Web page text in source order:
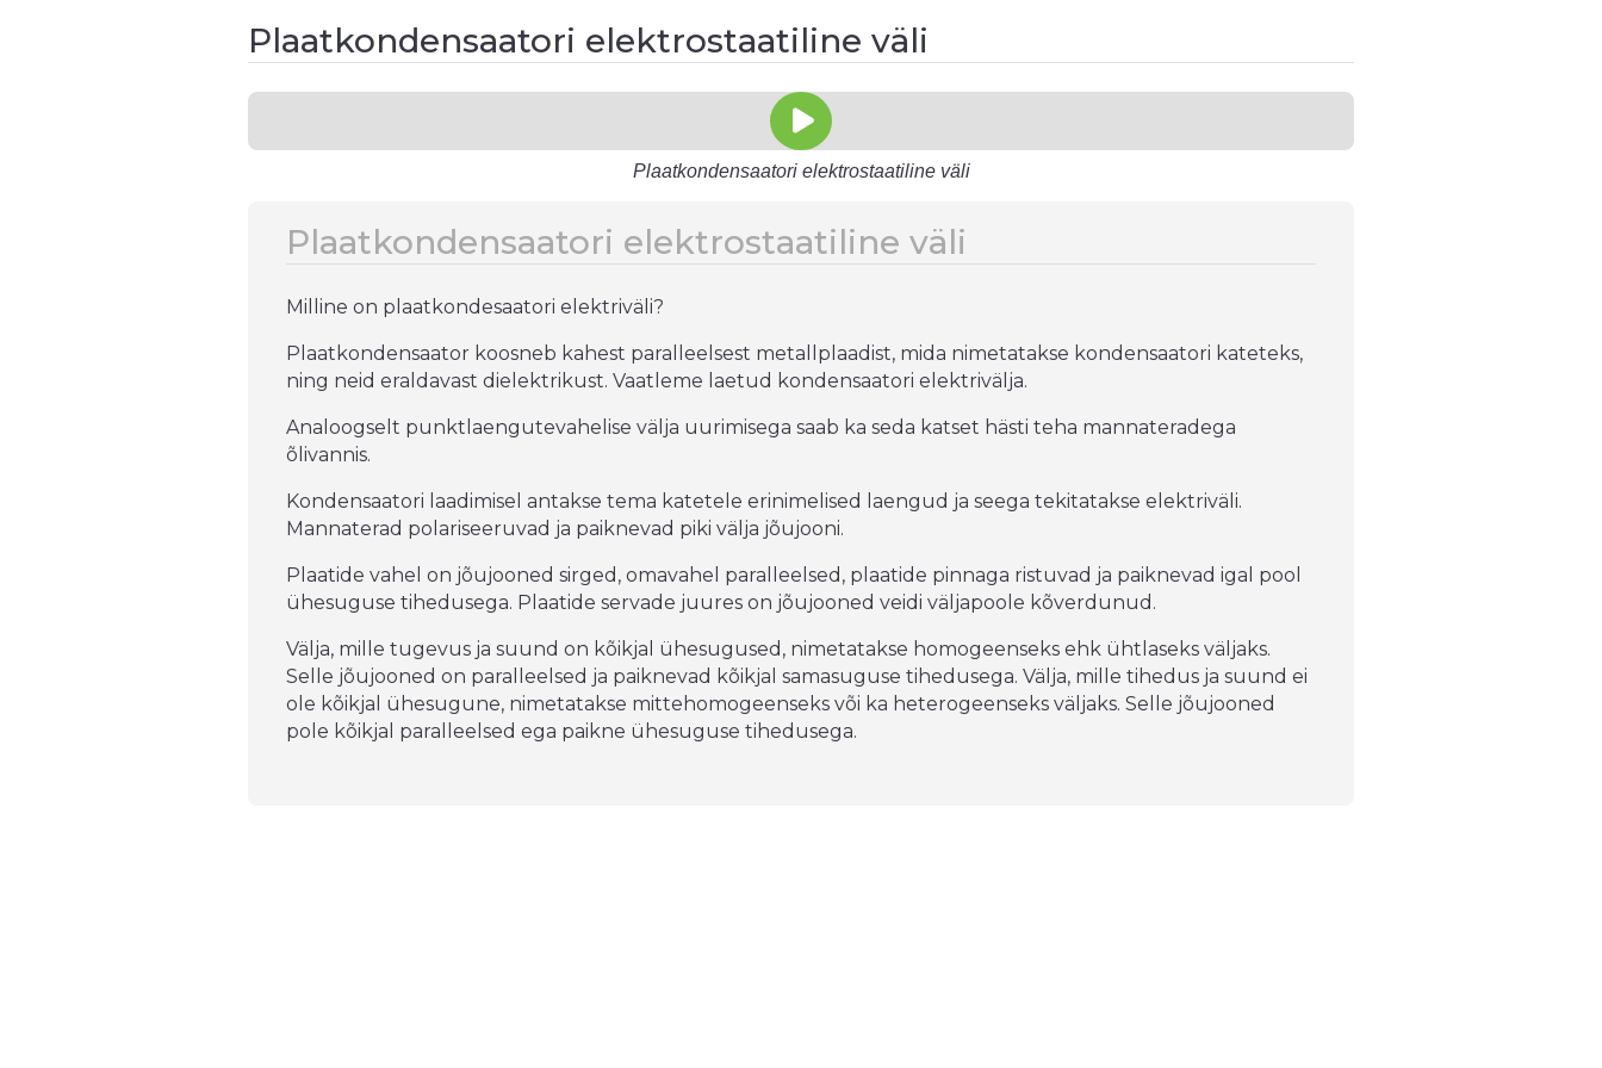
Plaatkondensaatori elektrostaatiline väli
Plaatkondensaatori elektrostaatiline väli
Plaatkondensaatori elektrostaatiline väli
Milline on plaatkondesaatori elektriväli?
Plaatkondensaator koosneb kahest paralleelsest metallplaadist, mida nimetatakse kondensaatori kateteks,
ning neid eraldavast dielektrikust. Vaatleme laetud kondensaatori elektrivälja.
Analoogselt punktlaengutevahelise välja uurimisega saab ka seda katset hästi teha mannateradega
õlivannis.
Kondensaatori laadimisel antakse tema katetele erinimelised laengud ja seega tekitatakse elektriväli.
Mannaterad polariseeruvad ja paiknevad piki välja jõujooni.
Plaatide vahel on jõujooned sirged, omavahel paralleelsed, plaatide pinnaga ristuvad ja paiknevad igal pool
ühesuguse tihedusega. Plaatide servade juures on jõujooned veidi väljapoole kõverdunud.
Välja, mille tugevus ja suund on kõikjal ühesugused, nimetatakse homogeenseks ehk ühtlaseks väljaks.
Selle jõujooned on paralleelsed ja paiknevad kõikjal samasuguse tihedusega. Välja, mille tihedus ja suund ei
ole kõikjal ühesugune, nimetatakse mittehomogeenseks või ka heterogeenseks väljaks. Selle jõujooned
pole kõikjal paralleelsed ega paikne ühesuguse tihedusega.